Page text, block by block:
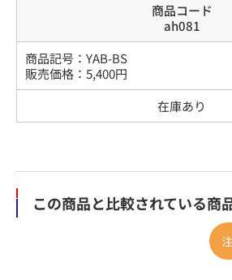
商品コード
ah081
商品記号： YAB-BS
販売価格： 5,400円
在庫あり
この商品と比較されている商